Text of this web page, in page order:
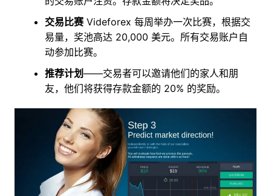
交易比赛Videforex 每周举办一次比赛，根据交
易量，奖池高达 20,000 美元。所有交易账户自
动参加比赛。
推荐计划——交易者可以邀请他们的家人和朋
友，他们将获得存款金额的 20% 的奖励。